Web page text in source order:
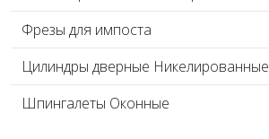
Фрезы для импоста
Цилиндры дверные Никелированные
Шпингалеты Оконные